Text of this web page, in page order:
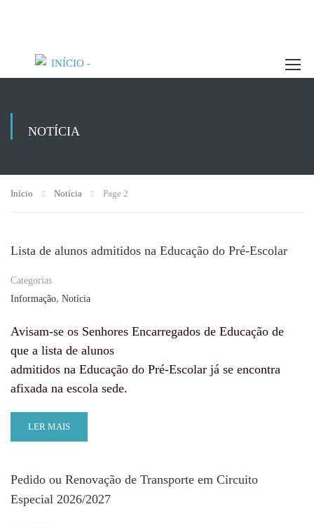
NOTÍCIA
Início Notícia Page 2
Lista de alunos admitidos na Educação do Pré-Escolar
Categorias
Informação, Notícia
Avisam-se os Senhores Encarregados de Educação de
que a lista de alunos
admitidos na Educação do Pré-Escolar já se encontra
afixada na escola sede.
LER MAIS
Pedido ou Renovação de Transporte em Circuito
Especial 2026/2027